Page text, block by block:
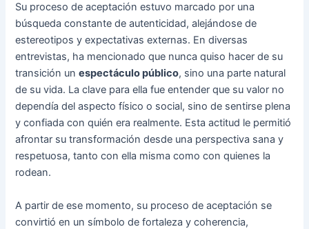
Su proceso de aceptación estuvo marcado por una
búsqueda constante de autenticidad, alejándose de
estereotipos y expectativas externas. En diversas
entrevistas, ha mencionado que nunca quiso hacer de su
transición unespectáculo público, sino una parte natural
de su vida. La clave para ella fue entender que su valor no
dependía del aspecto físico o social, sino de sentirse plena
y confiada con quién era realmente. Esta actitud le permitió
afrontar su transformación desde una perspectiva sana y
respetuosa, tanto con ella misma como con quienes la
rodean.
A partir de ese momento, su proceso de aceptación se
convirtió en un símbolo de fortaleza y coherencia,